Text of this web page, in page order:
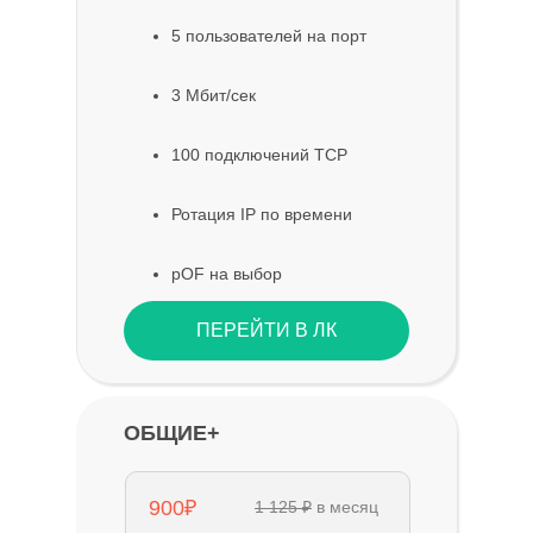
ОБЩИЕ+
5 пользователей на порт
3 Мбит/сек
100 подключений TCP
Ротация IP по времени
pOF на выбор
ПЕРЕЙТИ В ЛК
900₽ 1 125 ₽ в месяц